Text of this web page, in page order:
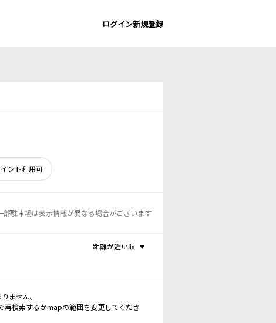
ログイン新規登録
ント利用可
駐車場は表示情報が異なる場合がございます
距離が近い順
ません。
再検索するかmapの範囲を変更してくださ